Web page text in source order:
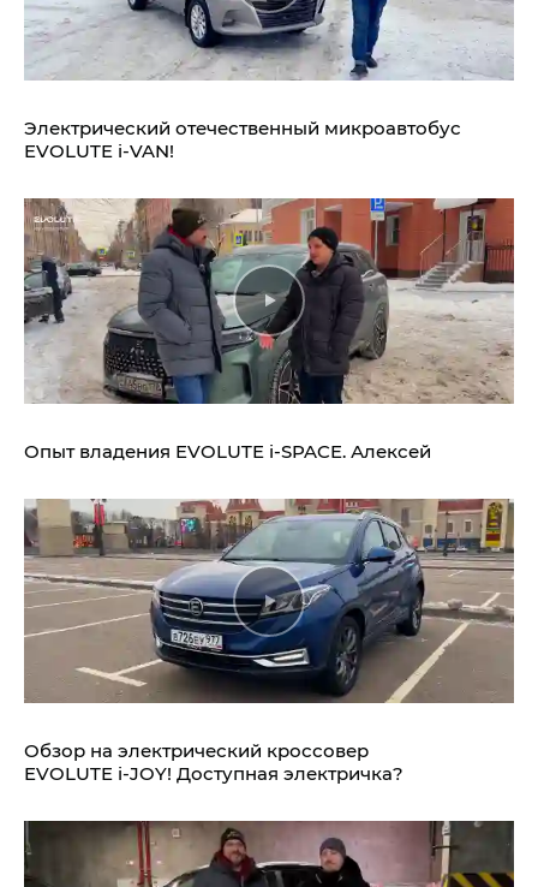
Электрический отечественный микроавтобус
EVOLUTE i‑VAN!
Опыт владения EVOLUTE i‑SPACE. Алексей
Обзор на электрический кроссовер
EVOLUTE i‑JOY! Доступная электричка?